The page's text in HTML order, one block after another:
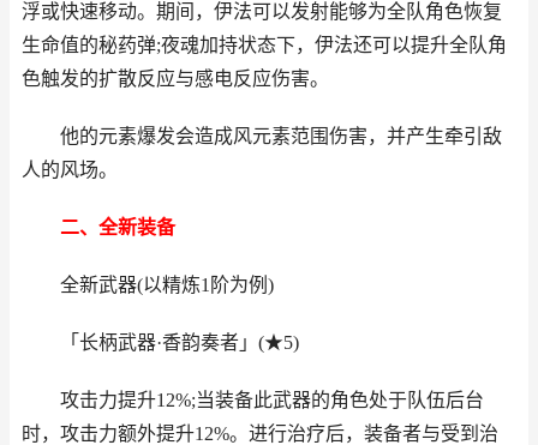
浮或快速移动。期间，伊法可以发射能够为全队角色恢复
生命值的秘药弹;夜魂加持状态下，伊法还可以提升全队角
色触发的扩散反应与感电反应伤害。
他的元素爆发会造成风元素范围伤害，并产生牵引敌
人的风场。
二、全新装备
全新武器(以精炼1阶为例)
「长柄武器·香韵奏者」(★5)
攻击力提升12%;当装备此武器的角色处于队伍后台
时，攻击力额外提升12%。进行治疗后，装备者与受到治